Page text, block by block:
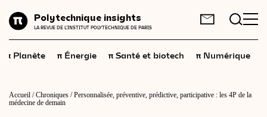
Polytechnique insights
LA REVUE DE L'INSTITUT POLYTECHNIQUE DE PARIS
Énergie
Santé
et biotech
Espace
FR EN
π Planète π Énergie π Santé et biotech π Numérique
Accueil /Chroniques /Personnalisée, préventive, prédictive, participative : les 4P de la
médecine de demain